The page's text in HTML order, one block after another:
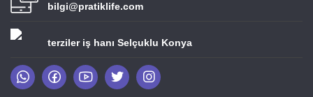
bilgi@pratiklife.com
terziler iş hanı Selçuklu Konya